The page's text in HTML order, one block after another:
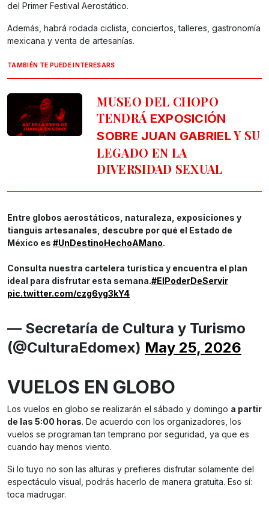
del Primer Festival Aerostático.
Además, habrá rodada ciclista, conciertos, talleres, gastronomía
mexicana y venta de artesanías.
TAMBIÉN TE PUEDE INTERESARS
MUSEO DEL CHOPO
TENDRÁ EXPOSICIÓN
SOBRE JUAN GABRIELY SU
LEGADO EN LA
DIVERSIDAD SEXUAL
Entre globos aerostáticos, naturaleza, exposiciones y
tianguis artesanales, descubre por qué el Estado de
México es #UnDestinoHechoAMano.
Consulta nuestra cartelera turística y encuentra el plan
ideal para disfrutar esta semana.#ElPoderDeServir
pic.twitter.com/czg6yg3kY4
— Secretaría de Cultura y Turismo
(@CulturaEdomex) May 25, 2026
VUELOS EN GLOBO
Los vuelos en globo se realizarán el sábado y domingo a partir
de las 5:00 horas. De acuerdo con los organizadores, los
vuelos se programan tan temprano por seguridad, ya que es
cuando hay menos viento.
Si lo tuyo no son las alturas y prefieres disfrutar solamente del
espectáculo visual, podrás hacerlo de manera gratuita. Eso sí:
toca madrugar.